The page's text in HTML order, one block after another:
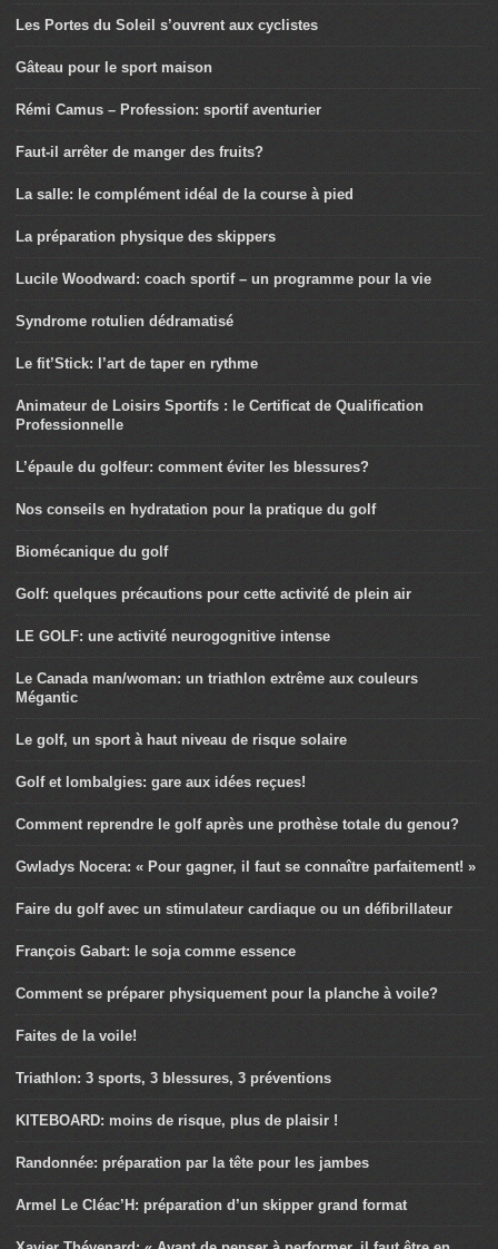
Les Portes du Soleil s’ouvrent aux cyclistes
Gâteau pour le sport maison
Rémi Camus – Profession: sportif aventurier
Faut-il arrêter de manger des fruits?
La salle: le complément idéal de la course à pied
La préparation physique des skippers
Lucile Woodward: coach sportif – un programme pour la vie
Syndrome rotulien dédramatisé
Le fit’Stick: l’art de taper en rythme
Animateur de Loisirs Sportifs : le Certificat de Qualification
Professionnelle
L’épaule du golfeur: comment éviter les blessures?
Nos conseils en hydratation pour la pratique du golf
Biomécanique du golf
Golf: quelques précautions pour cette activité de plein air
LE GOLF: une activité neurogognitive intense
Le Canada man/woman: un triathlon extrême aux couleurs
Mégantic
Le golf, un sport à haut niveau de risque solaire
Golf et lombalgies: gare aux idées reçues!
Comment reprendre le golf après une prothèse totale du genou?
Gwladys Nocera: « Pour gagner, il faut se connaître parfaitement! »
Faire du golf avec un stimulateur cardiaque ou un défibrillateur
François Gabart: le soja comme essence
Comment se préparer physiquement pour la planche à voile?
Faites de la voile!
Triathlon: 3 sports, 3 blessures, 3 préventions
KITEBOARD: moins de risque, plus de plaisir !
Randonnée: préparation par la tête pour les jambes
Armel Le Cléac’H: préparation d’un skipper grand format